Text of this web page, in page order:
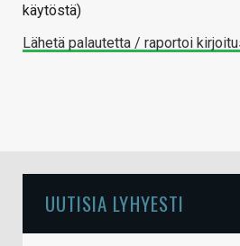
käytöstä)
Lähetä palautetta / raportoi
UUTISIA LYHYESTI